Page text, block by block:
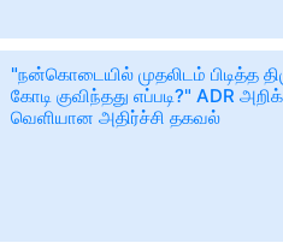
"நன்கொடையில் முதலிடம் பிடித்த
கோடி குவிந்தது எப்படி?" ADR
வெளியான அதிர்ச்சி தகவல்